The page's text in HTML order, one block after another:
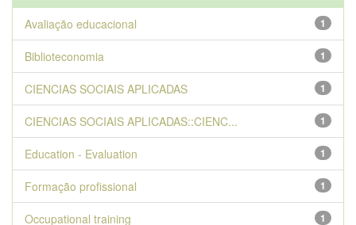
1
Avaliação educacional
1
Biblioteconomia
1
CIENCIAS SOCIAIS APLICADAS
1
CIENCIAS SOCIAIS APLICADAS::CIENC...
1
Education - Evaluation
1
Formação profissional
1
Occupational training